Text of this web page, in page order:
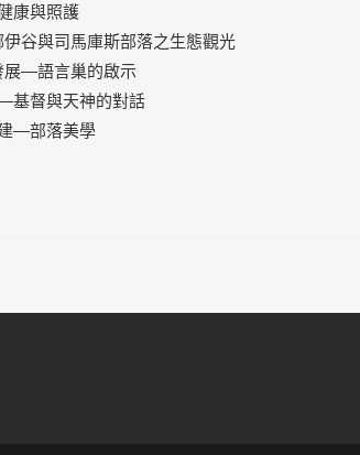
康與照護
谷與司馬庫斯部落之生態觀光
展—語言巢的啟示
基督與天神的對話
—部落美學